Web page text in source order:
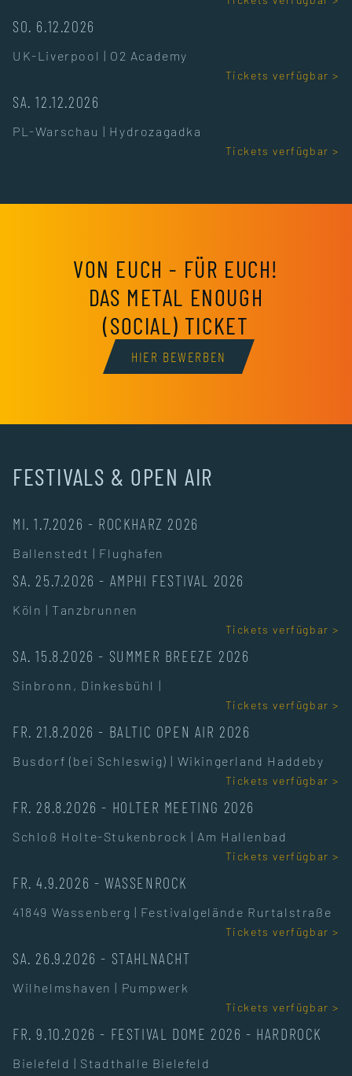
SO. 6.12.2026
UK-Liverpool | O2 Academy
Tickets verfügbar >
SA. 12.12.2026
PL-Warschau | Hydrozagadka
Tickets verfügbar >
VON EUCH - FÜR EUCH!
DAS METAL ENOUGH
(SOCIAL) TICKET
HIER BEWERBEN
FESTIVALS & OPEN AIR
MI. 1.7.2026 - ROCKHARZ 2026
Ballenstedt | Flughafen
SA. 25.7.2026 - AMPHI FESTIVAL 2026
Köln | Tanzbrunnen
Tickets verfügbar >
SA. 15.8.2026 - SUMMER BREEZE 2026
Sinbronn, Dinkesbühl |
Tickets verfügbar >
FR. 21.8.2026 - BALTIC OPEN AIR 2026
Busdorf (bei Schleswig) | Wikingerland Haddeby
Tickets verfügbar >
FR. 28.8.2026 - HOLTER MEETING 2026
Schloß Holte-Stukenbrock | Am Hallenbad
Tickets verfügbar >
FR. 4.9.2026 -WASSENROCK
41849 Wassenberg | Festivalgelände Rurtalstraße
Tickets verfügbar >
SA. 26.9.2026 - STAHLNACHT
Wilhelmshaven | Pumpwerk
Tickets verfügbar >
FR. 9.10.2026 - FESTIVAL DOME 2026 - HARDROCK
Bielefeld | Stadthalle Bielefeld